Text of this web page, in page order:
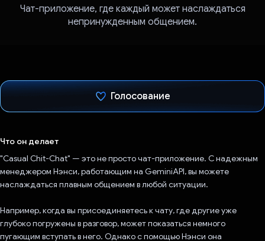
Чат-приложение, где каждый может наслаждаться
непринужденным общением.
Голосование
Что он делает
"Casual Chit-Chat" — это не просто чат-приложение. С надежным
менеджером Нэнси, работающим на GeminiAPI, вы можете
наслаждаться плавным общением в любой ситуации.
Например, когда вы присоединяетесь к чату, где другие уже
глубоко погружены в разговор, может показаться немного
пугающим вступать в него. Однако с помощью Нэнси она